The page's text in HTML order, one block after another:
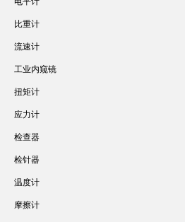
比重计
流速计
工业内窥镜
扭矩计
应力计
检查器
检针器
温度计
摩擦计